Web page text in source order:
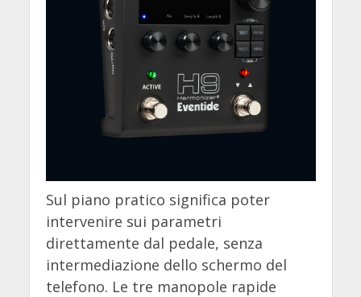
Sul piano pratico significa poter
intervenire sui parametri
direttamente dal pedale, senza
intermediazione dello schermo del
telefono. Le tre manopole rapide